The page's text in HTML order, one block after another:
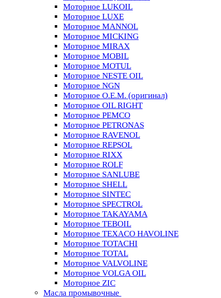
Моторное LUKOIL
Моторное LUXE
Моторное MANNOL
Моторное MICKING
Моторное MIRAX
Моторное MOBIL
Моторное MOTUL
Моторное NESTE OIL
Моторное NGN
Моторное O.E.M. (оригинал)
Моторное OIL RIGHT
Моторное PEMCO
Моторное PETRONAS
Моторное RAVENOL
Моторное REPSOL
Моторное RIXX
Моторное ROLF
Моторное SANLUBE
Моторное SHELL
Моторное SINTEC
Моторное SPECTROL
Моторное TAKAYAMA
Моторное TEBOIL
Моторное TEXACO HAVOLINE
Моторное TOTACHI
Моторное TOTAL
Моторное VALVOLINE
Моторное VOLGA OIL
Моторное ZIC
Масла промывочные